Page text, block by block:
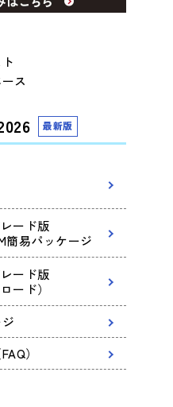
ス
最新版
ード版
簡易パッケージ
ード版
ード）
）